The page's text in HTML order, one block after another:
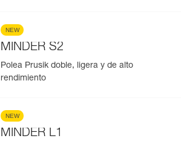
NEW
MINDER S2
Polea Prusik doble, ligera y de alto
rendimiento
NEW
MINDER L1